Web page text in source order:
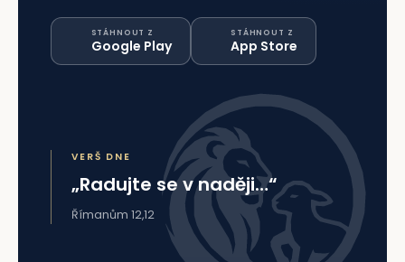
STÁHNOUT Z
Google Play
STÁHNOUT Z
App Store
VERŠ DNE
„Radujte se v naději…“
Římanům 12,12